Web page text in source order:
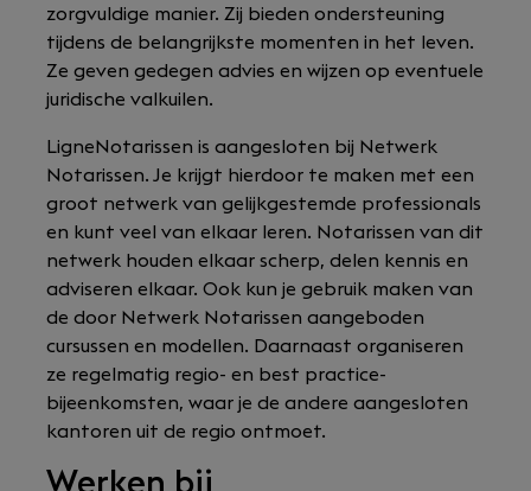
zorgvuldige manier. Zij bieden ondersteuning
tijdens de belangrijkste momenten in het leven.
Ze geven gedegen advies en wijzen op eventuele
juridische valkuilen.
LigneNotarissen is aangesloten bij Netwerk
Notarissen. Je krijgt hierdoor te maken met een
groot netwerk van gelijkgestemde professionals
en kunt veel van elkaar leren. Notarissen van dit
netwerk houden elkaar scherp, delen kennis en
adviseren elkaar. Ook kun je gebruik maken van
de door Netwerk Notarissen aangeboden
cursussen en modellen. Daarnaast organiseren
ze regelmatig regio- en best practice-
bijeenkomsten, waar je de andere aangesloten
kantoren uit de regio ontmoet.